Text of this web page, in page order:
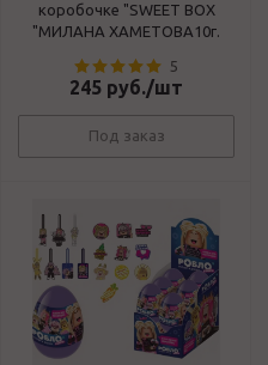
коробочке "SWEET BOX
"МИЛАНА ХАМЕТОВА10г.
5
245 руб./шт
Под заказ